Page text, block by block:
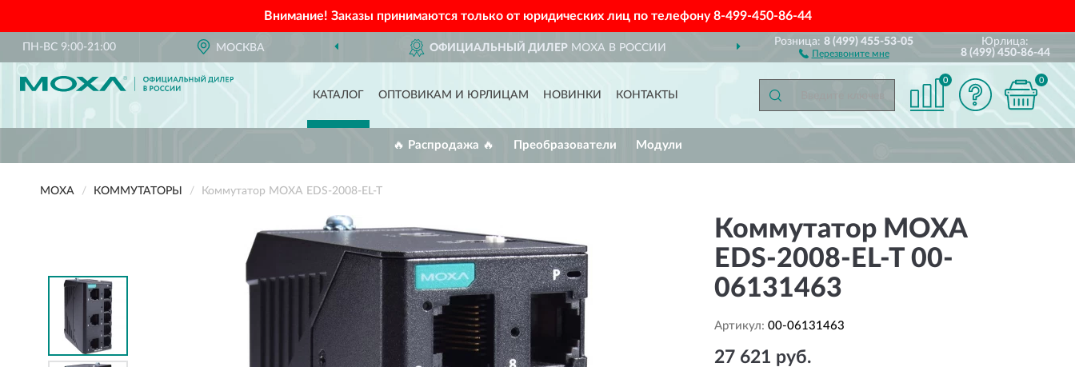
Внимание! Заказы принимаются только от юридических лиц по телефону8-499-450-86-44
ПН-ВС 9:00-21:00 МОСКВА ОФИЦИАЛЬНЫЙ ДИЛЕРMOXA В РОССИИ ДОСТАВИМ ПО ВСЕЙ РОССИИ
Розница:8 (499) 455-53-05
Перезвоните мне
Юрлица:
8 (499) 450-86-44
КАТАЛОГ ОПТОВИКАМ И ЮРЛИЦАМ НОВИНКИ КОНТАКТЫ
0 0
🔥 Распродажа 🔥 Преобразователи Модули
MOXA КОММУТАТОРЫ Коммутатор MOXA EDS-2008-EL-T
Коммутатор MOXA
EDS-2008-EL-T 00-
06131463
Артикул: 00-06131463
27 621 руб.